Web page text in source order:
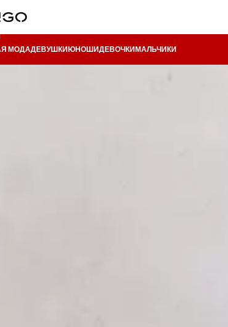
МОДАДЕВУШКИЮНОШИДЕВОЧКИМАЛЬЧИКИ